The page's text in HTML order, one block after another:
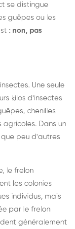
se distingue
guêpes ou les
: non, pas
Une seule
kilos d'insectes
chenilles
Dans un
peu d'autres
le frelon
les colonies
individus, mais
par le frelon
généralement